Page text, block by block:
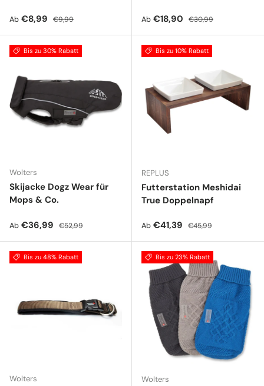
Verkaufspreis
Ab €8,99 Normaler Preis
€9,99 Verkaufspreis
Ab €18,90 Normaler Preis
€30,99
Bis zu 30% Rabatt
Wolters
Skijacke Dogz Wear für
Mops & Co.
Verkaufspreis
Ab €36,99 Normaler Preis
€52,99
Bis zu 10% Rabatt
REPLUS
Futterstation Meshidai
True Doppelnapf
Verkaufspreis
Ab €41,39 Normaler Preis
€45,99
Bis zu 48% Rabatt
Wolters
Bis zu 23% Rabatt
Wolters